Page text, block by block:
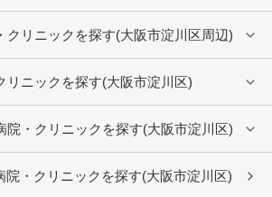
クリニックを探す(大阪市淀川区周辺)
リニックを探す(大阪市淀川区)
院・クリニックを探す(大阪市淀川区)
院・クリニックを探す(大阪市淀川区)